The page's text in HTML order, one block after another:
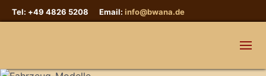
Tel: +49 4826 5208 Email: info@bwana.de